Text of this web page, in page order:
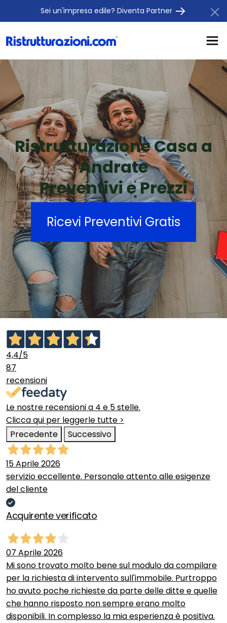
Sei un'impresa edile? Diventa Partner
Ristrutturazione Casa a
Andrate
Preventivi e Prezzi
Ricevi Preventivi Gratis
4,4/5
87
recensioni
Le nostre recensioni a 4 e 5 stelle.
Clicca qui per leggerle tutte >
Precedente
Successivo
15 Aprile 2026
servizio eccellente. Personale attento alle esigenze
del cliente
Acquirente verificato
07 Aprile 2026
Mi sono trovato molto bene sul modulo da compilare
per la richiesta di intervento sull'immobile. Purtroppo
ho avuto poche richieste da parte delle ditte e quelle
che hanno risposto non sempre erano molto
disponibili. In complesso la mia esperienza è positiva.